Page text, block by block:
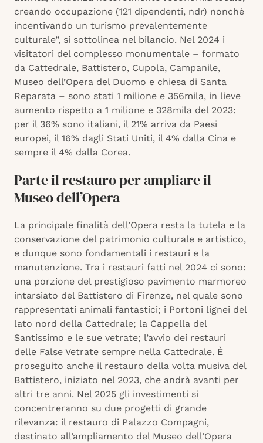
creando occupazione (121 dipendenti, ndr) nonché
incentivando un turismo prevalentemente
culturale”, si sottolinea nel bilancio. Nel 2024 i
visitatori del complesso monumentale – formato
da Cattedrale, Battistero, Cupola, Campanile,
Museo dell’Opera del Duomo e chiesa di Santa
Reparata – sono stati 1 milione e 356mila, in lieve
aumento rispetto a 1 milione e 328mila del 2023:
per il 36% sono italiani, il 21% arriva da Paesi
europei, il 16% dagli Stati Uniti, il 4% dalla Cina e
sempre il 4% dalla Corea.
Parte il restauro per ampliare il
Museo dell’Opera
La principale finalità dell’Opera resta la tutela e la
conservazione del patrimonio culturale e artistico,
e dunque sono fondamentali i restauri e la
manutenzione. Tra i restauri fatti nel 2024 ci sono:
una porzione del prestigioso pavimento marmoreo
intarsiato del Battistero di Firenze, nel quale sono
rappresentati animali fantastici; i Portoni lignei del
lato nord della Cattedrale; la Cappella del
Santissimo e le sue vetrate; l’avvio dei restauri
delle False Vetrate sempre nella Cattedrale. È
proseguito anche il restauro della volta musiva del
Battistero, iniziato nel 2023, che andrà avanti per
altri tre anni. Nel 2025 gli investimenti si
concentreranno su due progetti di grande
rilevanza: il restauro di Palazzo Compagni,
destinato all’ampliamento del Museo dell’Opera